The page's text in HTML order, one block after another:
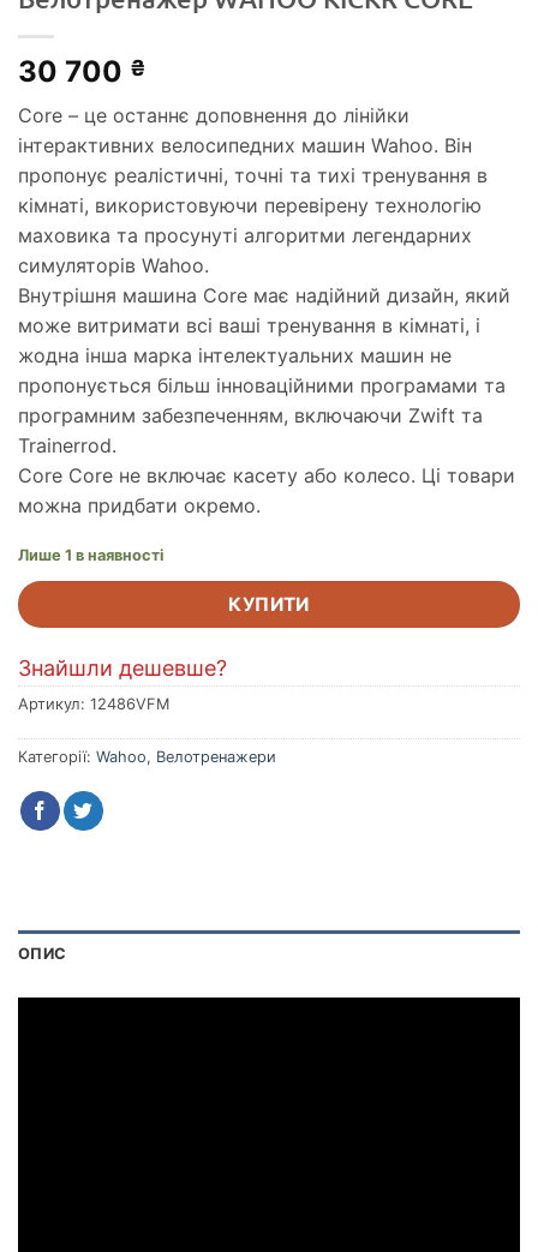
30 700 ₴
Core – це останнє доповнення до лінійки
інтерактивних велосипедних машин Wahoo. Він
пропонує реалістичні, точні та тихі тренування в
кімнаті, використовуючи перевірену технологію
маховика та просунуті алгоритми легендарних
симуляторів Wahoo.
Внутрішня машина Core має надійний дизайн, який
може витримати всі ваші тренування в кімнаті, і
жодна інша марка інтелектуальних машин не
пропонується більш інноваційними програмами та
програмним забезпеченням, включаючи Zwift та
Trainerrod.
Core Core не включає касету або колесо. Ці товари
можна придбати окремо.
Лише 1 в наявності
КУПИТИ
Знайшли дешевше?
Артикул: 12486VFM
Категорії: Wahoo, Велотренажери
ОПИС